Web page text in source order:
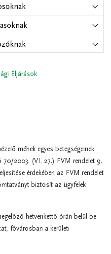
Eljárások
méhek egyes betegségeinek
70/2003. (VI. 27.) FVM rendelet 9.
érdekében az FVM rendelet
biztosít az ügyfelek
hetvenkettő órán belül be
fővárosban a kerületi